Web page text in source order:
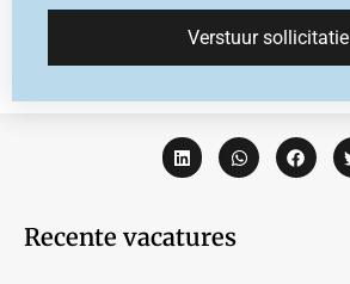
Verstuur sollicitatie
Recente vacatures